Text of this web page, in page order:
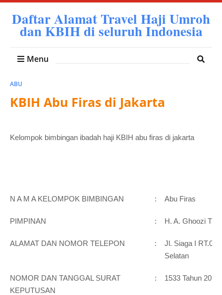
Daftar Alamat Travel Haji Umroh
dan KBIH di seluruh Indonesia
Menu
ABU
KBIH Abu Firas di Jakarta
Kelompok bimbingan ibadah haji KBIH abu firas di jakarta
N A M A KELOMPOK BIMBINGAN : Abu Firas
PIMPINAN : H. A. Ghoozi
ALAMAT DAN NOMOR TELEPON :
Jl. Siaga I
Selatan
NOMOR DAN TANGGAL SURAT
KEPUTUSAN
: 1533 Tahun